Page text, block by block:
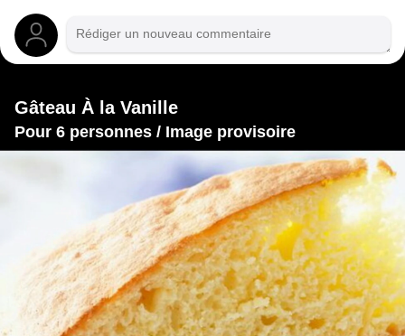
Gâteau À la Vanille
Pour 6 personnes / Image provisoire